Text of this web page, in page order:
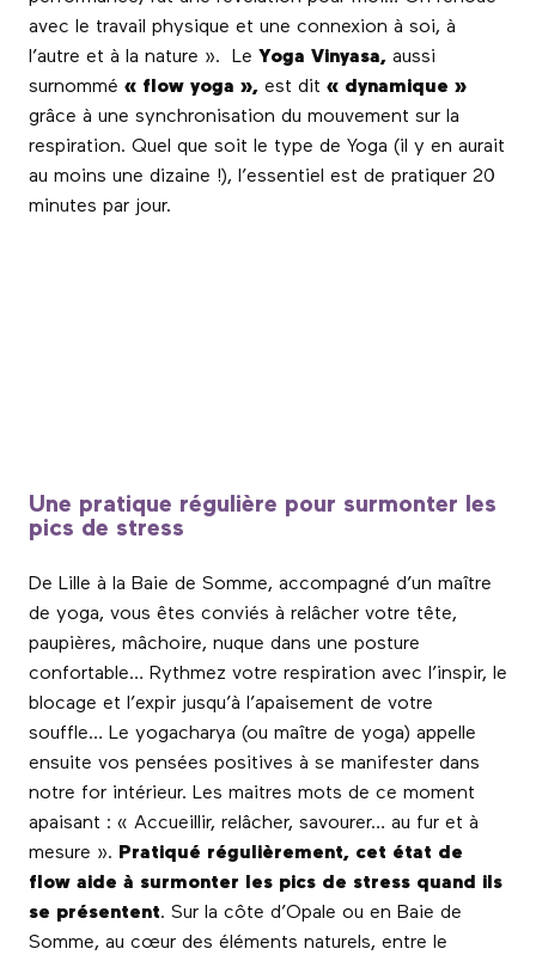
avec le travail physique et une connexion à soi, à
l’autre et à la nature ».
Le Yoga Vinyasa, aussi
surnommé « flow yoga », est dit « dynamique »
grâce à une synchronisation du mouvement sur la
respiration. Quel que soit le type de Yoga (il y en aurait
au moins une dizaine !), l’essentiel est de pratiquer 20
minutes par jour.
Une pratique régulière pour surmonter les
pics de stress
De Lille à la Baie de Somme, accompagné d’un maître
de yoga, vous êtes conviés à relâcher votre tête,
paupières, mâchoire, nuque dans une posture
confortable… Rythmez votre respiration avec l’inspir, le
blocage et l’expir jusqu’à l’apaisement de votre
souffle… Le yogacharya (ou maître de yoga) appelle
ensuite vos pensées positives à se manifester dans
notre for intérieur. Les maitres mots de ce moment
apaisant : « Accueillir, relâcher, savourer… au fur et à
mesure ». Pratiqué régulièrement, cet état de
flow aide à surmonter les pics de stress quand ils
se présentent. Sur la côte d’Opale ou en Baie de
Somme, au cœur des éléments naturels, entre le